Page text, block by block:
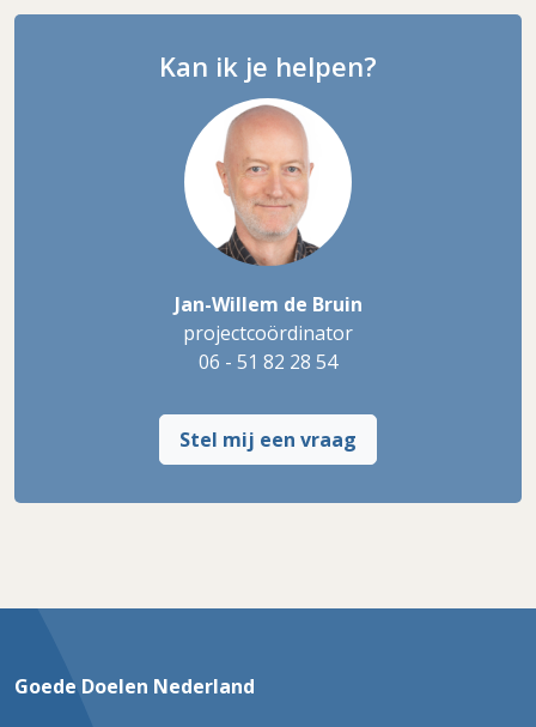
Kan ik je helpen?
Jan-Willem de Bruin
projectcoördinator
06 - 51 82 28 54
Stel mij een vraag
Goede Doelen Nederland